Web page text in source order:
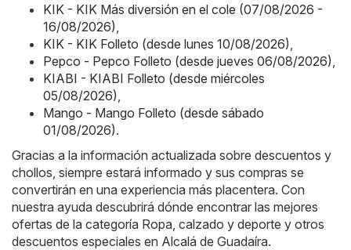
KIK - KIK Más diversión en el cole (07/08/2026 -
16/08/2026)
KIK - KIK Folleto (desde lunes 10/08/2026)
Pepco - Pepco Folleto (desde jueves 06/08/2026)
KIABI - KIABI Folleto (desde miércoles
05/08/2026)
Mango - Mango Folleto (desde sábado
01/08/2026).
Gracias a la información actualizada sobre descuentos y
chollos, siempre estará informado y sus compras se
convertirán en una experiencia más placentera. Con
nuestra ayuda descubrirá dónde encontrar las mejores
ofertas de la categoría Ropa, calzado y deporte y otros
descuentos especiales en Alcalá de Guadaíra.